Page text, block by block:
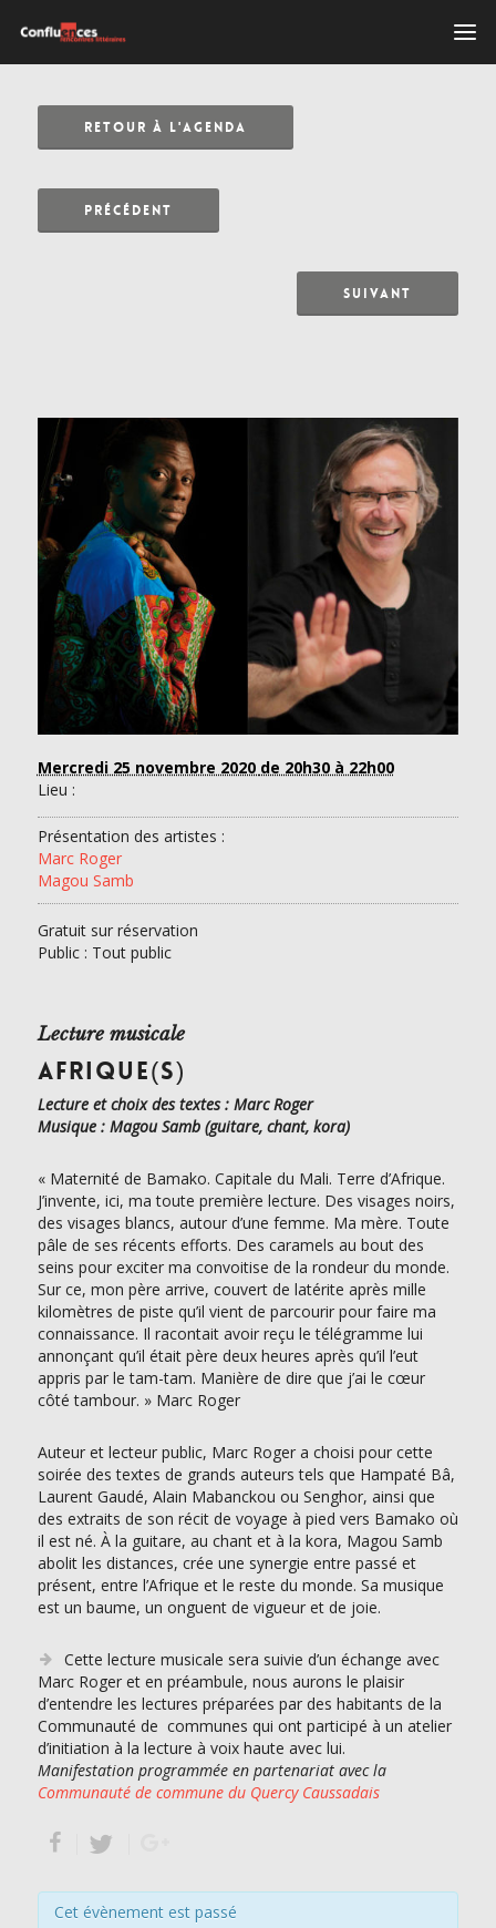
RETOUR À L'AGENDA
PRÉCÉDENT
SUIVANT
Mercredi 25 novembre 2020 de 20h30 à 22h00
Lieu :
Présentation des artistes :
Marc Roger
Magou Samb
Gratuit sur réservation
Public : Tout public
Lecture musicale
AFRIQUE(S)
Lecture et choix des textes : Marc Roger
Musique : Magou Samb (guitare, chant, kora)
« Maternité de Bamako. Capitale du Mali. Terre d’Afrique.
J’invente, ici, ma toute première lecture. Des visages noirs,
des visages blancs, autour d’une femme. Ma mère. Toute
pâle de ses récents efforts. Des caramels au bout des
seins pour exciter ma convoitise de la rondeur du monde.
Sur ce, mon père arrive, couvert de latérite après mille
kilomètres de piste qu’il vient de parcourir pour faire ma
connaissance. Il racontait avoir reçu le télégramme lui
annonçant qu’il était père deux heures après qu’il l’eut
appris par le tam-tam. Manière de dire que j’ai le cœur
côté tambour. » Marc Roger
Auteur et lecteur public, Marc Roger a choisi pour cette
soirée des textes de grands auteurs tels que Hampaté Bâ,
Laurent Gaudé, Alain Mabanckou ou Senghor, ainsi que
des extraits de son récit de voyage à pied vers Bamako où
il est né. À la guitare, au chant et à la kora, Magou Samb
abolit les distances, crée une synergie entre passé et
présent, entre l’Afrique et le reste du monde. Sa musique
est un baume, un onguent de vigueur et de joie.
Cette lecture musicale sera suivie d’un échange avec
Marc Roger et en préambule, nous aurons le plaisir
d’entendre les lectures préparées par des habitants de la
Communauté de communes qui ont participé à un atelier
d’initiation à la lecture à voix haute avec lui.
Manifestation programmée en partenariat avec la
Communauté de commune du Quercy Caussadais
Cet évènement est passé